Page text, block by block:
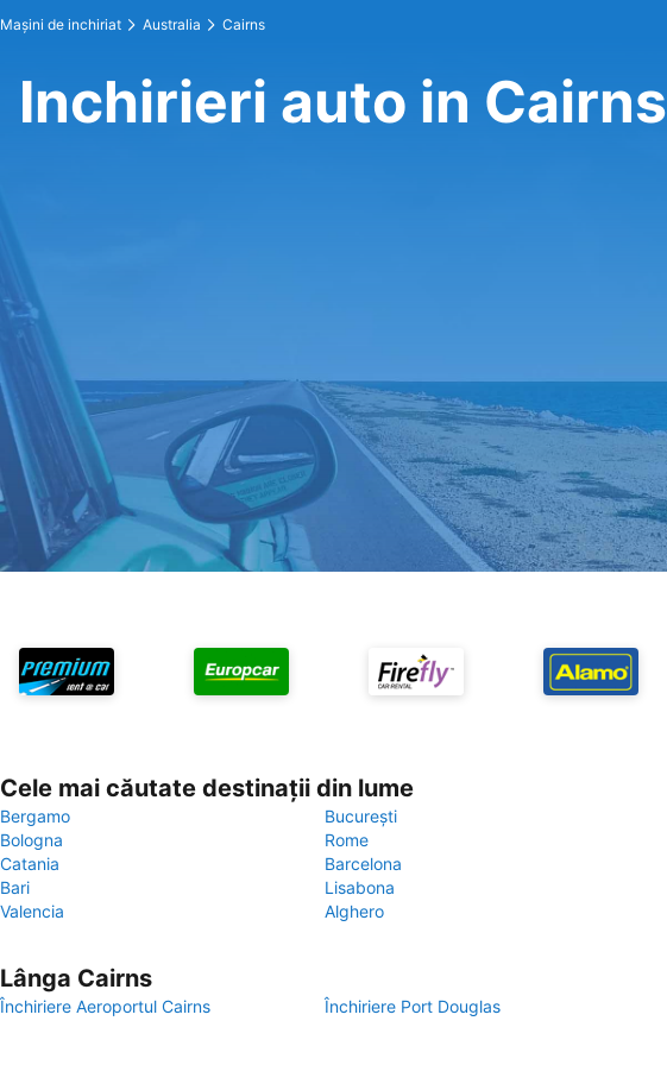
Maşini de inchiriat Australia Cairns
Inchirieri auto in Cairns
Cele mai căutate destinații din lume
Bergamo
București
Bologna
Rome
Catania
Barcelona
Bari
Lisabona
Valencia
Alghero
Lânga Cairns
Închiriere Aeroportul Cairns Închiriere Port Douglas